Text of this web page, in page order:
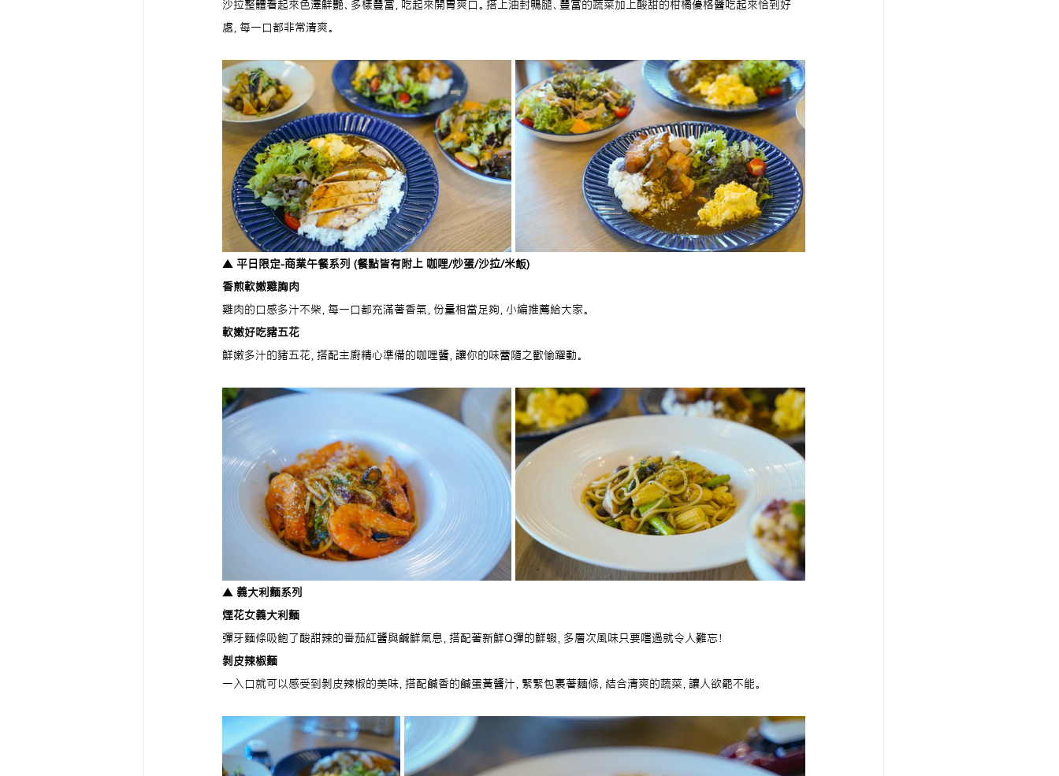
沙拉整體看起來色澤鮮艷、多樣豐富，吃起來開胃爽口。搭上油封鴨腿、豐富的蔬菜加上酸甜的柑橘優格醬吃起來恰到好
處，每一口都非常清爽。
▲ 平日限定-商業午餐系列 (餐點皆有附上 咖哩/炒蛋/沙拉/米飯)
香煎軟嫩雞胸肉
雞肉的口感多汁不柴，每一口都充滿著香氣，份量相當足夠，小編推薦給大家。
軟嫩好吃豬五花
鮮嫩多汁的豬五花，搭配主廚精心準備的咖哩醬，讓你的味蕾隨之歡愉躍動。
▲ 義大利麵系列
煙花女義大利麵
彈牙麵條吸飽了酸甜辣的番茄紅醬與鹹鮮氣息，搭配著新鮮Q彈的鮮蝦，多層次風味只要嚐過就令人難忘！
剝皮辣椒麵
一入口就可以感受到剝皮辣椒的美味，搭配鹹香的鹹蛋黃醬汁，緊緊包裹著麵條，結合清爽的蔬菜，讓人欲罷不能。